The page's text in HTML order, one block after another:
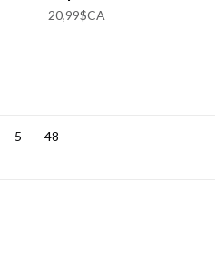
20,99$CA
5 48